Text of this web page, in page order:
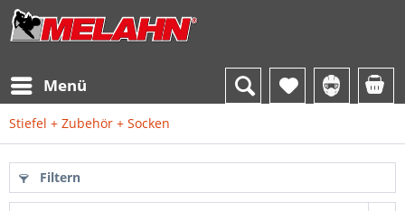
Menü
Stiefel + Zubehör + Socken
Filtern